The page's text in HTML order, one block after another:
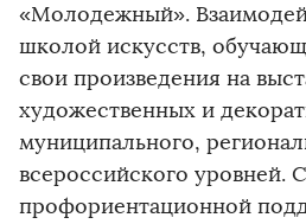
«Молодежный».
школой искусств,
свои произведения на
художественных и
муниципального,
всероссийского уровней.
профориентационной